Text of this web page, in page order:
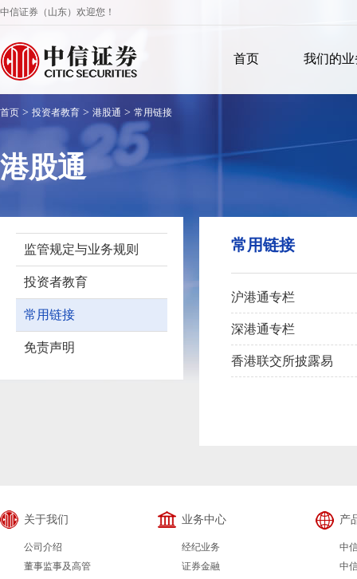
中信证券（山东）欢迎您！
首页 我们的业
首页 > 投资者教育 > 港股通 > 常用链接
港股通
监管规定与业务规则
投资者教育
常用链接
免责声明
常用链接
沪港通专栏
深港通专栏
香港联交所披露易
关于我们
公司介绍
董事监事及高管
业务中心
经纪业务
证券金融
产
中
中